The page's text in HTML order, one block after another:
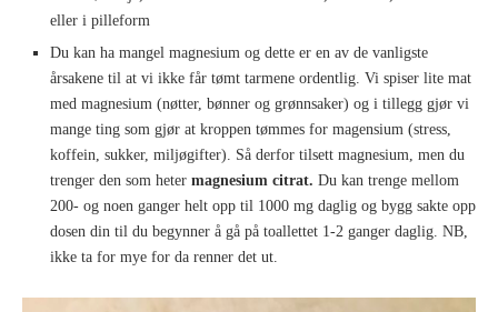
eller i pilleform
Du kan ha mangel magnesium og dette er en av de vanligste
årsakene til at vi ikke får tømt tarmene ordentlig. Vi spiser lite mat
med magnesium (nøtter, bønner og grønnsaker) og i tillegg gjør vi
mange ting som gjør at kroppen tømmes for magensium (stress,
koffein, sukker, miljøgifter). Så derfor tilsett magnesium, men du
trenger den som heter magnesium citrat. Du kan trenge mellom
200- og noen ganger helt opp til 1000 mg daglig og bygg sakte opp
dosen din til du begynner å gå på toallettet 1-2 ganger daglig. NB,
ikke ta for mye for da renner det ut.